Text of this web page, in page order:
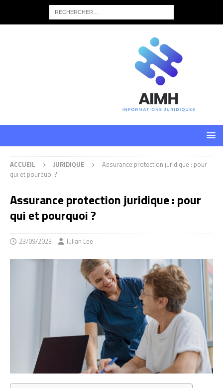
ACCUEIL JURIDIQUE
Assurance protection juridique : pour
qui et pourquoi ?
Assurance protection juridique : pour
qui et pourquoi ?
23/09/2023 Julian Lee